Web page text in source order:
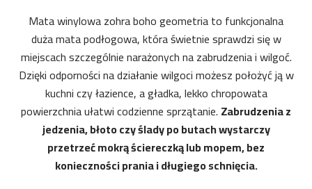
Mata winylowa zohra boho geometria to funkcjonalna
duża mata podłogowa, która świetnie sprawdzi się w
miejscach szczególnie narażonych na zabrudzenia i wilgoć.
Dzięki odporności na działanie wilgoci możesz położyć ją w
kuchni czy łazience, a gładka, lekko chropowata
powierzchnia ułatwi codzienne sprzątanie. Zabrudzenia z
jedzenia, błoto czy ślady po butach wystarczy
przetrzeć mokrą ściereczką lub mopem, bez
konieczności prania i długiego schnięcia.